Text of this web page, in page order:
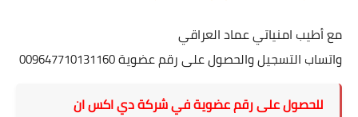
مع أطيب امنياتي عماد العراقي
واتساب التسجيل والحصول على رقم عضوية009647710131160
للحصول على رقم عضوية في شركة دي اكس ان